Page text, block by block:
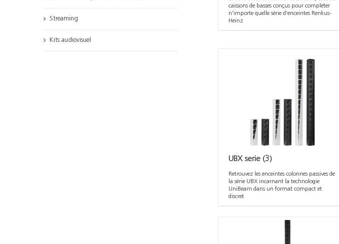
caissons de basses conçus pour compléter
n'importe quelle série d'enceintes Renkus-
Heinz
UBX serie (3)
Retrouvez les enceintes colonnes passives de
la série UBX incarnant la technologie
UniBeam dans un format compact et
discret
Streaming
Kits audiovisuel